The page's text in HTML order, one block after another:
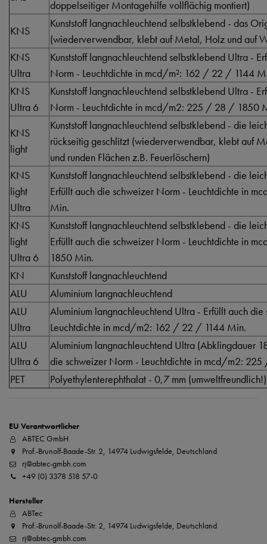
doppelseitiger Montagehilfe vollflächig montiert)
KNS
Kunststoff langnachleuchtend selbstklebend - das
(wiederverwendbar, klebt auf Metal, Holz und auf
KNS
Ultra
Kunststoff langnachleuchtend selbstklebend Ultra -
Norm - Leuchtdichte in mcd/m²: 162 / 22 / 1144
KNS
Ultra 6
Kunststoff langnachleuchtend selbstklebend Ultra -
Norm - Leuchtdichte in mcd/m2: 225 / 28 / 1850
KNS
light
Kunststoff langnachleuchtend selbstklebend - die
rückseitig geschlitzt (wiederverwendbar, klebt auf
und runden Flächen z.B. Feuerlöschern)
KNS
light
Ultra
Kunststoff langnachleuchtend selbstklebend - die
Erfüllt auch die schweizer Norm - Leuchtdichte in
Min.
KNS
light
Ultra 6
Kunststoff langnachleuchtend selbstklebend - die
Erfüllt auch die schweizer Norm - Leuchtdichte in
1850 Min.
KN
Kunststoff langnachleuchtend
ALU
Aluminium langnachleuchtend
ALU
Ultra
Aluminium langnachleuchtend Ultra - Erfüllt auch
Leuchtdichte in mcd/m2: 162 / 22 / 1144 Min.
ALU
Ultra 6
Aluminium langnachleuchtend Ultra (Abklingdauer
die schweizer Norm - Leuchtdichte in mcd/m2:
PET
Polyethylenterephthalat - 0,7 mm (umweltfreundlich!)
EU Verantwortlicher
ABTEC GmbH
Prof.-Brunolf-Baade-Str. 2, 14974 Ludwigsfelde, Deutschland
rj@abtec-gmbh.com
+49 (0) 3378 518 57-0
Hersteller
ABTec
Prof.-Brunolf-Baade-Str. 2, 14974 Ludwigsfelde, Deutschland
rj@abtec-gmbh.com